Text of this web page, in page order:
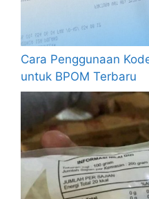
Cara Penggunaan
untuk BPOM Terbaru